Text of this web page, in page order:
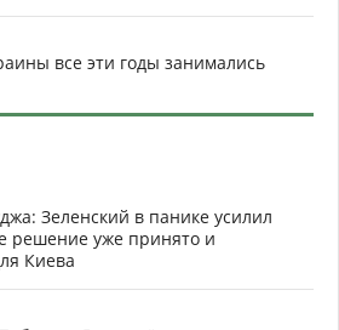
все эти годы занимались
Зеленский в панике усилил
решение уже принято и
Киева